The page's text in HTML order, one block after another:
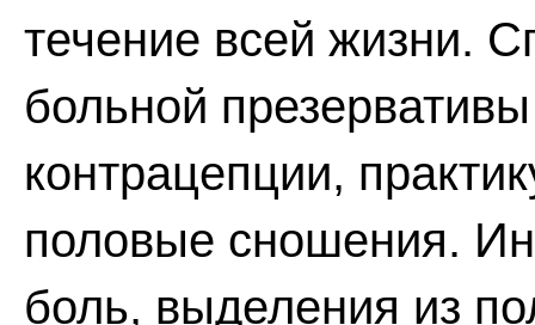
течение всей жизни.
больной
контрацепции,
половые сношения.
боль, выделения из